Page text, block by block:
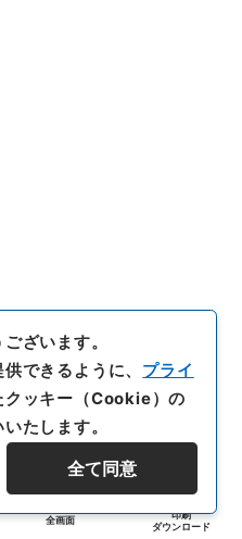
全画面
印刷
ダウンロード
ざいます。
できるように、 プライ
クッキー（Cookie）の
たします。
全て同意